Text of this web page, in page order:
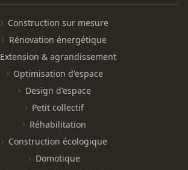
Construction sur mesure
Rénovation énergétique
Extension & agrandissement
Optimisation d'espace
Design d'espace
Petit collectif
Réhabilitation
Construction écologique
Domotique